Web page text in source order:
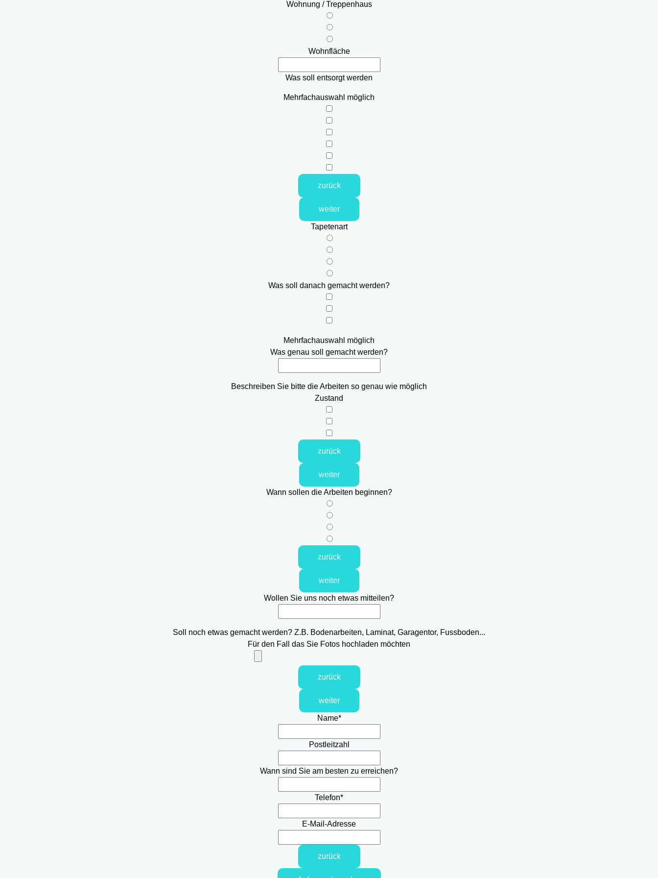
Wohnung / Treppenhaus
Wohnfläche
Was soll entsorgt werden
Mehrfachauswahl möglich
zurück
weiter
Tapetenart
Was soll danach gemacht werden?
Mehrfachauswahl möglich
Was genau soll gemacht werden?
Beschreiben Sie bitte die Arbeiten so genau wie möglich
Zustand
zurück
weiter
Wann sollen die Arbeiten beginnen?
zurück
weiter
Wollen Sie uns noch etwas mitteilen?
Soll noch etwas gemacht werden? Z.B. Bodenarbeiten, Laminat, Garagentor, Fussboden...
Für den Fall das Sie Fotos hochladen möchten
zurück
weiter
Name*
Postleitzahl
Wann sind Sie am besten zu erreichen?
Telefon*
E-Mail-Adresse
zurück